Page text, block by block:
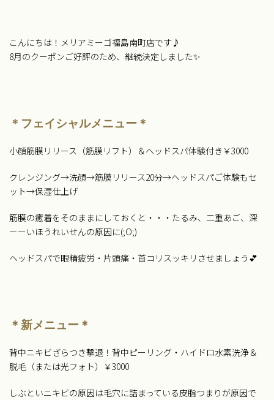
こんにちは！メリアミーゴ福島南町店です♪
8月のクーポンご好評のため、継続決定しました✨
＊フェイシャルメニュー＊
小顔筋膜リリース（筋膜リフト）＆ヘッドスパ体験付き￥3000
クレンジング→洗顔→筋膜リリース20分→ヘッドスパご体験もセ
ット→保湿仕上げ
筋膜の癒着をそのままにしておくと・・・たるみ、二重あご、深
ーーいほうれいせんの原因に(;O;)
ヘッドスパで眼精疲労・片頭痛・首コリスッキリさせましょう💕
＊新メニュー＊
背中ニキビざらつき撃退！背中ピーリング・ハイドロ水素洗浄＆
脱毛（または光フォト）￥3000
しぶといニキビの原因は毛穴に詰まっている皮脂つまりが原因で